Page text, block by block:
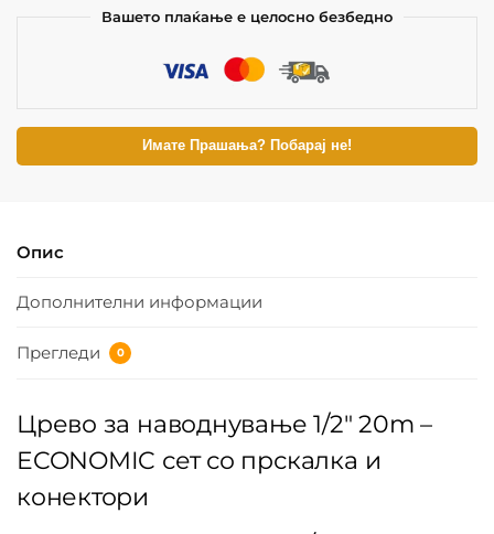
Вашето плаќање е целосно безбедно
Имате Прашања? Побарај не!
Опис
Дополнителни информации
Прегледи 0
Црево за наводнување 1/2″ 20m –
ECONOMIC сет со прскалка и
конектори